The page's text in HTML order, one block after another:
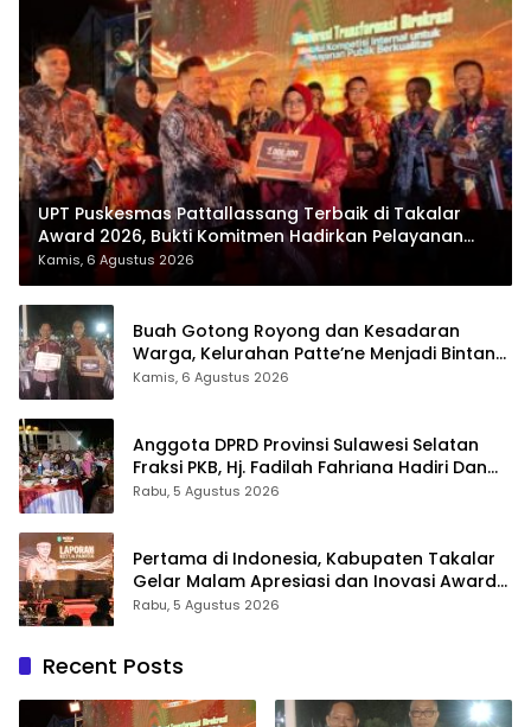
UPT Puskesmas Pattallassang Terbaik di Takalar
Award 2026, Bukti Komitmen Hadirkan Pelayanan
Kesehatan Berkualitas
Kamis, 6 Agustus 2026
Buah Gotong Royong dan Kesadaran
Warga, Kelurahan Patte’ne Menjadi Bintang
Takalar Award 2026
Kamis, 6 Agustus 2026
Anggota DPRD Provinsi Sulawesi Selatan
Fraksi PKB, Hj. Fadilah Fahriana Hadiri Dan
Beri Apresiasi : Takalar Menyalakan Lentera
Rabu, 5 Agustus 2026
Pertama di Indonesia, Kabupaten Takalar
Gelar Malam Apresiasi dan Inovasi Award
2026: Panggung Penghargaan bagi
Rabu, 5 Agustus 2026
Recent Posts